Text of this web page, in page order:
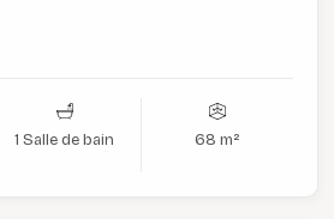
1 Salle de bain 68 m²